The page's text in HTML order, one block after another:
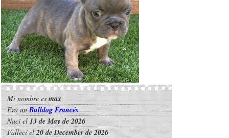
Mi nombre es max
Era unBulldog Francés
Nací el 13 de May de 2026
Fallecí el20 de December de 2026